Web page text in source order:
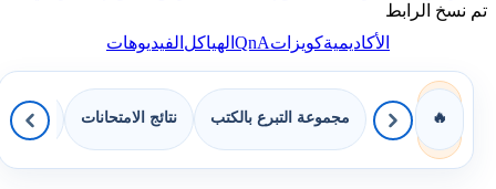
تم نسخ الرابط
الأكاديميةكويزاتQnAالهياكل الفيديوهات
🔥 مجموعة التبرع بالكتب نتائج الامتحانات